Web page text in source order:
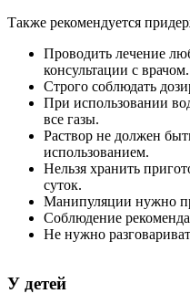
Также рекомендуется
Проводить лечение
консультации с врачом.
Строго соблюдать
При использовании
все газы.
Раствор не должен
использованием.
Нельзя хранить
суток.
Манипуляции нужно
Соблюдение
Не нужно
У детей